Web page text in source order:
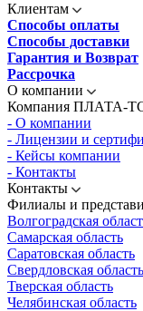
Клиентам
Способы оплаты
Способы доставки
Гарантия и Возврат
Рассрочка
О компании
Компания ПЛАТА-
- О компании
- Лицензии и
- Кейсы компании
- Контакты
Контакты
Филиалы и
Волгоградская
Самарская область
Саратовская область
Свердловская область
Тверская область
Челябинская область